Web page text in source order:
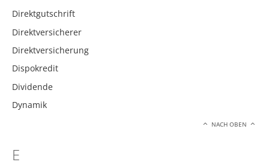
Direktgutschrift
Direktversicherer
Direktversicherung
Dispokredit
Dividende
Dynamik
NACH OBEN
E